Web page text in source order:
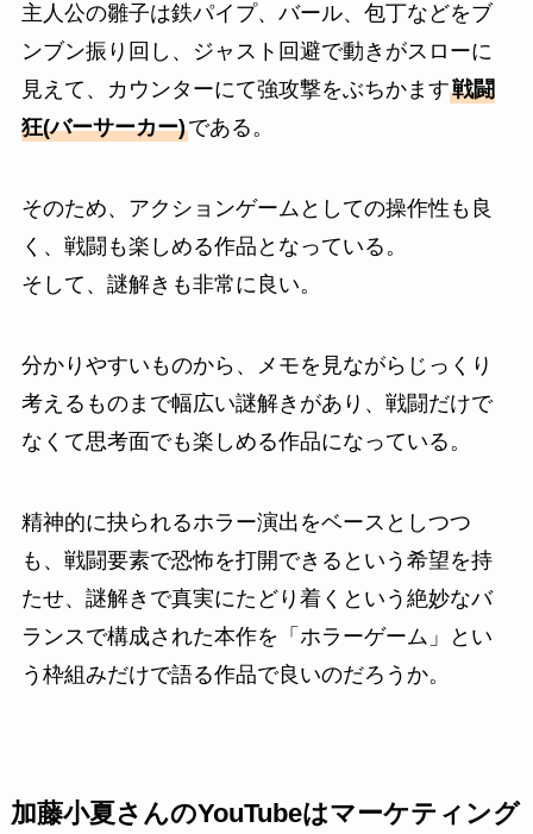
主人公の雛子は鉄パイプ、バール、包丁などをブ
ンブン振り回し、ジャスト回避で動きがスローに
見えて、カウンターにて強攻撃をぶちかます戦闘
狂(バーサーカー)である。
そのため、アクションゲームとしての操作性も良
く、戦闘も楽しめる作品となっている。
そして、謎解きも非常に良い。
分かりやすいものから、メモを見ながらじっくり
考えるものまで幅広い謎解きがあり、戦闘だけで
なくて思考面でも楽しめる作品になっている。
精神的に抉られるホラー演出をベースとしつつ
も、戦闘要素で恐怖を打開できるという希望を持
たせ、謎解きで真実にたどり着くという絶妙なバ
ランスで構成された本作を「ホラーゲーム」とい
う枠組みだけで語る作品で良いのだろうか。
加藤小夏さんのYouTubeはマーケティング